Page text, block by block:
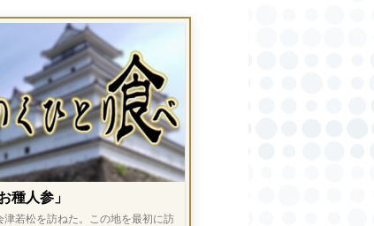
種人参」
津若松を訪ねた。この地を最初に訪